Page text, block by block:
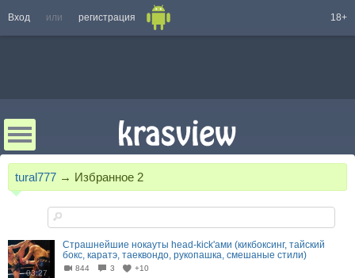
Вход или регистрация 18+
tural777 → Избранное 2
03:27
Страшнейшие нокауты head-kick'ами (кикбоксинг, тайский
бокс, каратэ, таеквондо, рукопашка, смешаные стили)
844 3 +10